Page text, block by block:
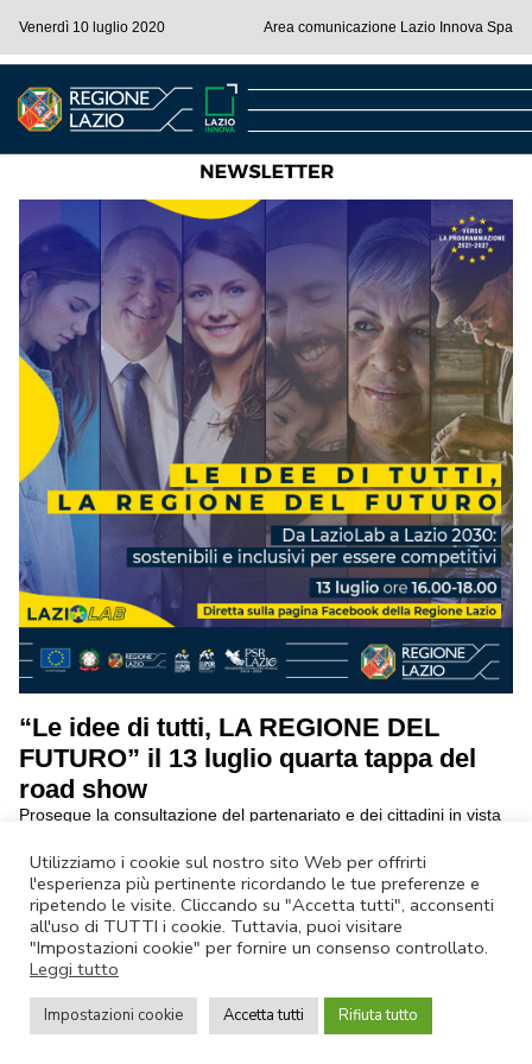
Utilizziamo i cookie sul nostro sito Web per offrirti
l'esperienza più pertinente ricordando le tue preferenze e
ripetendo le visite. Cliccando su "Accetta tutti", acconsenti
all'uso di TUTTI i cookie. Tuttavia, puoi visitare
"Impostazioni cookie" per fornire un consenso controllato.
Leggi tutto
Impostazioni cookie Accetta tutti Rifiuta tutto
Venerdì 10 luglio 2020 Area comunicazione Lazio Innova Spa
“Le idee di tutti, LA REGIONE DEL
FUTURO” il 13 luglio quarta tappa del
road show
Prosegue la consultazione del partenariato e dei cittadini in vista
continua a leggere
Annulla Iscrizione| Privacy Policy
Non rispondere a questa email.Contatta Lazio Innova
© Lazio Innova SpA – Via dell’Amba Aradam, 9 – 00184 Roma – Tel.
06.60.51.60 – P.IVA 05950941004